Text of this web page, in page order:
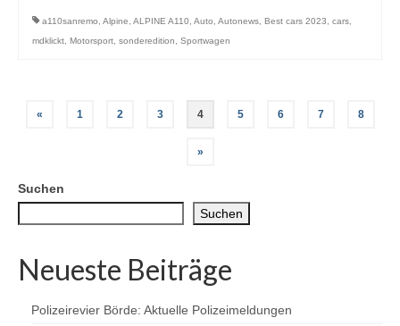
a110sanremo, Alpine, ALPINE A110, Auto, Autonews, Best cars 2023, cars,
mdklickt, Motorsport, sonderedition, Sportwagen
Seitennummerierung
Beiträge
« 1 2 3 4 5 6 7 8
»
Suchen
Suchen
Neueste Beiträge
Polizeirevier Börde: Aktuelle Polizeimeldungen